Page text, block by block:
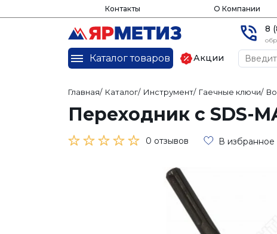
Контакты О Компании
8
Каталог товаров Акции
Главная/ Каталог/ Инструмент/ Гаечные ключи/
Переходник с SDS-
0 отзывов В избранное